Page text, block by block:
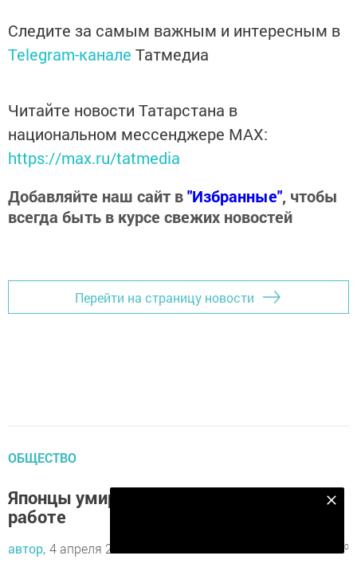
Следите за самым важным и интересным в
Telegram-канале Татмедиа
Читайте новости Татарстана в
национальном мессенджере MАХ:
https://max.ru/tatmedia
Добавляйте наш сайт в"Избранные", чтобы
всегда быть в курсе свежих новостей
Перейти на страницу новости
ОБЩЕСТВО
Японцы умирают от переутомления на
работе
автор, 4 апреля 2016 - 19:23 0